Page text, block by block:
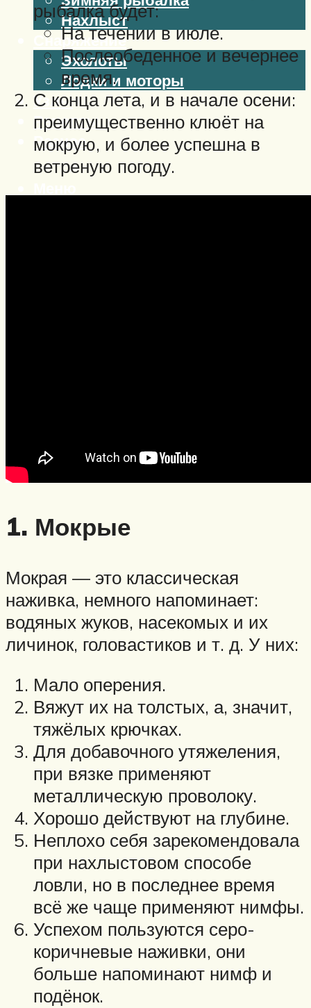
Нахлыст
Снаряжение
Эхолоты
Лодки и моторы
Узлы
Рецепты
Разное
рыбалка будет:
На течении в июле.
Послеобеденное и вечернее
время.
С конца лета, и в начале осени:
преимущественно клюёт на
мокрую, и более успешна в
ветреную погоду.
1. Мокрые
Мокрая — это классическая
наживка, немного напоминает:
водяных жуков, насекомых и их
личинок, головастиков и т. д. У них:
Мало оперения.
Вяжут их на толстых, а, значит,
тяжёлых крючках.
Для добавочного утяжеления,
при вязке применяют
металлическую проволоку.
Хорошо действуют на глубине.
Неплохо себя зарекомендовала
при нахлыстовом способе
ловли, но в последнее время
всё же чаще применяют нимфы.
Успехом пользуются серо-
коричневые наживки, они
больше напоминают нимф и
подёнок.